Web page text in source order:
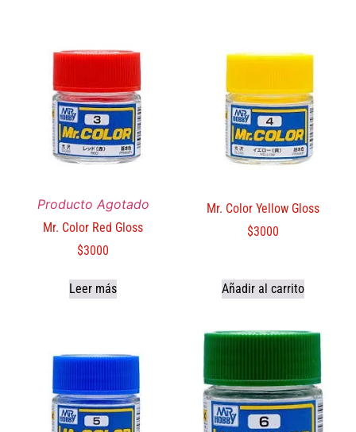
Producto Agotado
Mr. Color Red Gloss
$3000
Leer más
Mr. Color Yellow Gloss
$3000
Añadir al carrito